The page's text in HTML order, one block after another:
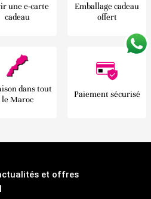
une e-carte
cadeau
Emballage cadeau
offert
dans tout
le Maroc
Paiement sécurisé
et offres